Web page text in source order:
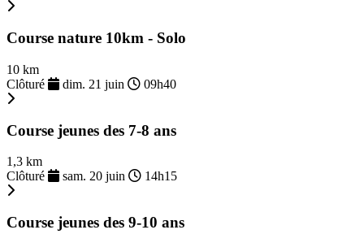
Course nature 10km - Solo
10 km
Clôturé
dim. 21 juin 09h40
Course jeunes des 7-8 ans
1,3 km
Clôturé
sam. 20 juin 14h15
Course jeunes des 9-10 ans